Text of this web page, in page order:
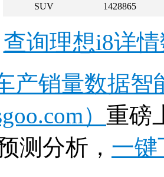
SUV
1428865
查询理想i8详
产销量数据
） 重磅
测分析， 一键